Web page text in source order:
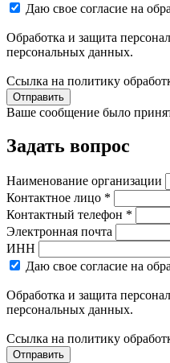
Даю свое согласие на
Обработка и защита
персональных данных.
Ссылка на политику
Отправить
Ваше сообщение было
Задать вопрос
Наименование организации
Контактное лицо *
Контактный телефон *
Электронная почта
ИНН
Даю свое согласие на
Обработка и защита
персональных данных.
Ссылка на политику
Отправить